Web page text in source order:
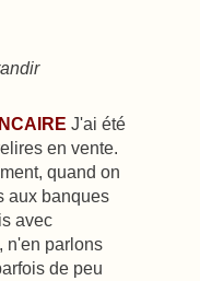
J'ai été
en vente.
quand on
aux banques
avec
n'en parlons
de peu